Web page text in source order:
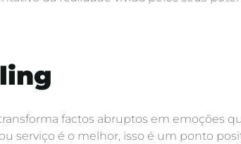
factos abruptos em emoções
serviço é o melhor, isso é um ponto